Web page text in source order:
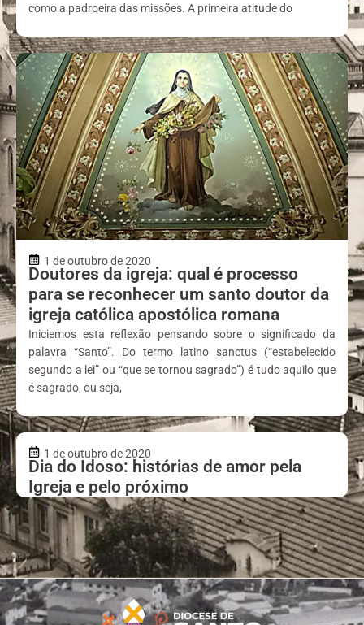
como a padroeira das missões. A primeira atitude do
1 de outubro de 2020
Doutores da igreja: qual é processo
para se reconhecer um santo doutor da
igreja católica apostólica romana
Iniciemos esta reflexão pensando sobre o significado da
palavra “Santo”. Do termo latino sanctus (“estabelecido
segundo a lei” ou “que se tornou sagrado”) é tudo aquilo que
é sagrado, ou seja,
1 de outubro de 2020
Dia do Idoso: histórias de amor pela
Igreja e pelo próximo